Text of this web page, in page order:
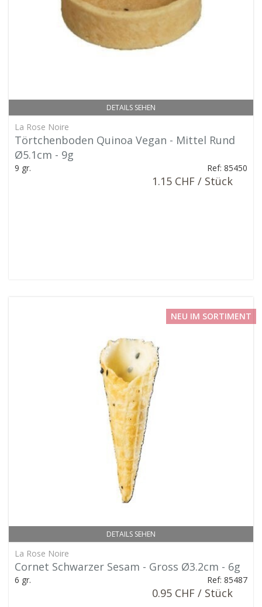
DETAILS SEHEN
La Rose Noire
Törtchenboden Quinoa Vegan - Mittel Rund
Ø5.1cm - 9g
9 gr. Ref: 85450
1.15 CHF / Stück
DETAILS SEHEN
NEU IM SORTIMENT
La Rose Noire
Cornet Schwarzer Sesam - Gross Ø3.2cm - 6g
6 gr. Ref: 85487
0.95 CHF / Stück